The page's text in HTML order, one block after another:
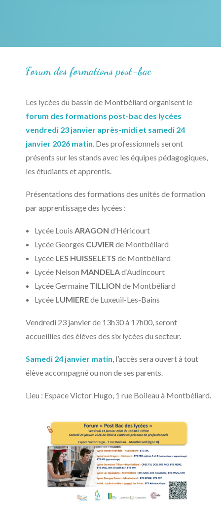
Forum des formations post-bac
Les lycées du bassin de Montbéliard organisent le
forum des formations post-bac des lycées
vendredi 23 janvier après-midi et samedi 24
janvier 2026 matin. Des professionnels seront
présents sur les stands avec les équipes pédagogiques,
les étudiants et apprentis.
Présentations des formations des unités de formation
par apprentissage des lycées :
Lycée Louis ARAGON d’Héricourt
Lycée Georges CUVIER de Montbéliard
Lycée LES HUISSELETS de Montbéliard
Lycée Nelson MANDELAd’Audincourt
Lycée Germaine TILLION de Montbéliard
Lycée LUMIEREde Luxeuil-Les-Bains
Vendredi 23 janvier de 13h30 à 17h00, seront
accueillies des élèves des six lycées du secteur.
Samedi 24 janvier matin, l’accès sera ouvert à tout
élève accompagné ou non de ses parents.
Lieu : Espace Victor Hugo, 1 rue Boileau à Montbéliard.